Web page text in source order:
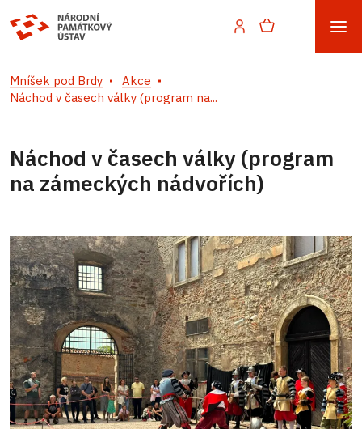
Mníšek pod Brdy
Akce
Náchod v časech války (program na...
Náchod v časech války (program
na zámeckých nádvořích)